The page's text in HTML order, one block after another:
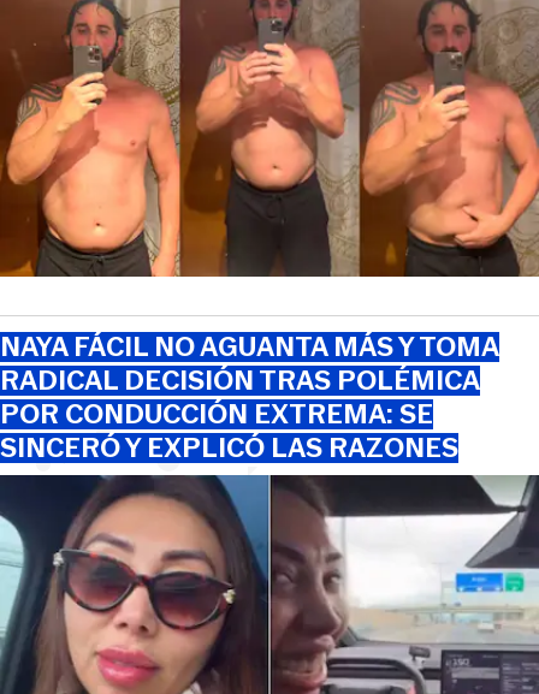
NAYA FÁCIL NO AGUANTA MÁS Y TOMA
RADICAL DECISIÓN TRAS POLÉMICA
POR CONDUCCIÓN EXTREMA: SE
SINCERÓ Y EXPLICÓ LAS RAZONES